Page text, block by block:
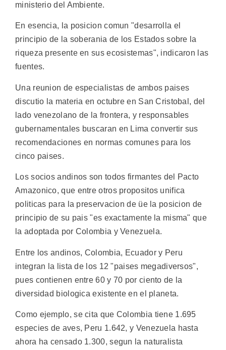
ministerio del Ambiente.
En esencia, la posicion comun "desarrolla el
principio de la soberania de los Estados sobre la
riqueza presente en sus ecosistemas", indicaron las
fuentes.
Una reunion de especialistas de ambos paises
discutio la materia en octubre en San Cristobal, del
lado venezolano de la frontera, y responsables
gubernamentales buscaran en Lima convertir sus
recomendaciones en normas comunes para los
cinco paises.
Los socios andinos son todos firmantes del Pacto
Amazonico, que entre otros propositos unifica
politicas para la preservacion de üe la posicion de
principio de su pais "es exactamente la misma" que
la adoptada por Colombia y Venezuela.
Entre los andinos, Colombia, Ecuador y Peru
integran la lista de los 12 "paises megadiversos",
pues contienen entre 60 y 70 por ciento de la
diversidad biologica existente en el planeta.
Como ejemplo, se cita que Colombia tiene 1.695
especies de aves, Peru 1.642, y Venezuela hasta
ahora ha censado 1.300, segun la naturalista